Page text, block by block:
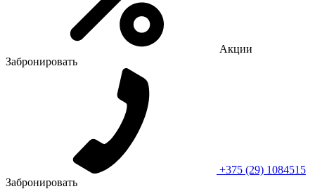
Акции
Забронировать
+375 (29) 1084515
Забронировать